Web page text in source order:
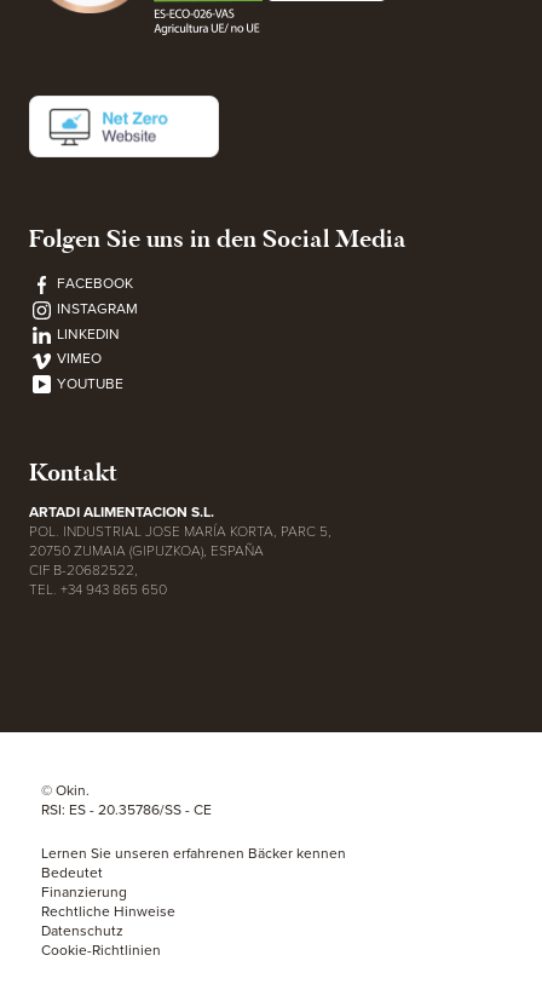
Folgen Sie uns in den Social Media
FACEBOOK
INSTAGRAM
LINKEDIN
VIMEO
YOUTUBE
Kontakt
ARTADI ALIMENTACION S.L.
POL. INDUSTRIAL JOSE MARÍA KORTA, PARC 5,
20750 ZUMAIA (GIPUZKOA), ESPAÑA
CIF B-20682522,
TEL. +34 943 865 650
© Okin.
RSI: ES - 20.35786/SS - CE
Lernen Sie unseren erfahrenen Bäcker kennen
Bedeutet
Finanzierung
Rechtliche Hinweise
Datenschutz
Cookie-Richtlinien